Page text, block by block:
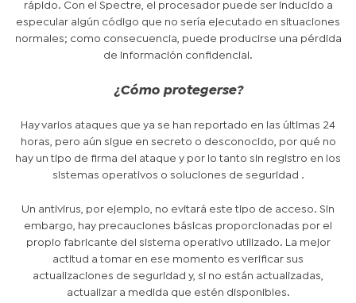
rápido. Con el Spectre, el procesador puede ser inducido a
especular algún código que no sería ejecutado en situaciones
normales; como consecuencia, puede producirse una pérdida
de información confidencial.
¿Cómo protegerse?
Hay varios ataques que ya se han reportado en las últimas 24
horas, pero aún sigue en secreto o desconocido, por qué no
hay un tipo de firma del ataque y por lo tanto sin registro en los
sistemas operativos o soluciones de seguridad .
Un antivirus, por ejemplo, no evitará este tipo de acceso. Sin
embargo, hay precauciones básicas proporcionadas por el
propio fabricante del sistema operativo utilizado. La mejor
actitud a tomar en ese momento es verificar sus
actualizaciones de seguridad y, si no están actualizadas,
actualizar a medida que estén disponibles.